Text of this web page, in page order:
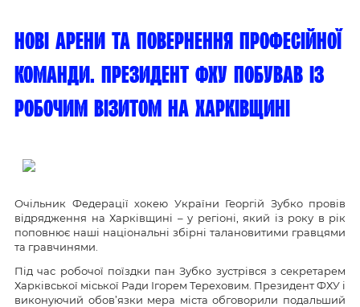
Нові арени та повернення професійної
команди. Президент ФХУ побував із
робочим візитом на Харківщині
Очільник Федерації хокею України Георгій Зубко провів
відрядження на Харківщині – у регіоні, який із року в рік
поповнює наші національні збірні талановитими гравцями
та гравчинями.
Під час робочої поїздки пан Зубко зустрівся з секретарем
Харківської міської Ради Ігорем Тереховим. Президент ФХУ і
виконуючий обов’язки мера міста обговорили подальший